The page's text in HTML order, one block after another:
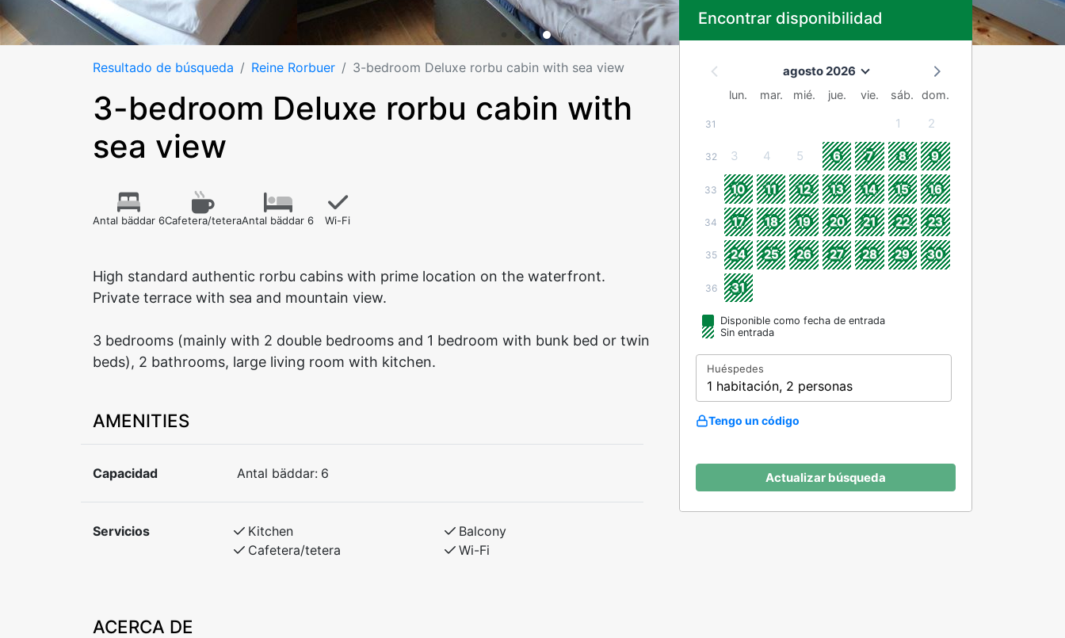
Resultado de búsqueda Reine Rorbuer 3-bedroom Deluxe rorbu cabin with sea view
3-bedroom Deluxe rorbu cabin with
sea view
Antal bäddar 6Cafetera/teteraAntal bäddar 6 Wi-Fi
High standard authentic rorbu cabins with prime location on the waterfront.
Private terrace with sea and mountain view.
3 bedrooms (mainly with 2 double bedrooms and 1 bedroom with bunk bed or twin
beds), 2 bathrooms, large living room with kitchen.
AMENITIES
Capacidad Antal bäddar: 6
Servicios Kitchen
Balcony
Cafetera/tetera
Wi-Fi
ACERCA DE
Encontrar disponibilidad
agosto 2026
lun. mar. mié. jue. vie. sáb. dom.
31 1 2
32 3 4 5 6 7 8 9
33 10 11 12 13 14 15 16
34 17 18 19 20 21 22 23
35 24 25 26 27 28 29 30
36 31
Disponible como fecha de entrada
Sin entrada
Huéspedes
1 habitación, 2 personas
Tengo un código
Actualizar búsqueda